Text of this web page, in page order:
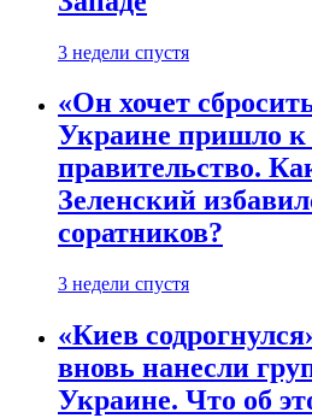
3 недели спустя
«Он хочет
Украине пришло к
правительство.
Зеленский
соратников?
3 недели спустя
«Киев
вновь нанесли
Украине. Что об